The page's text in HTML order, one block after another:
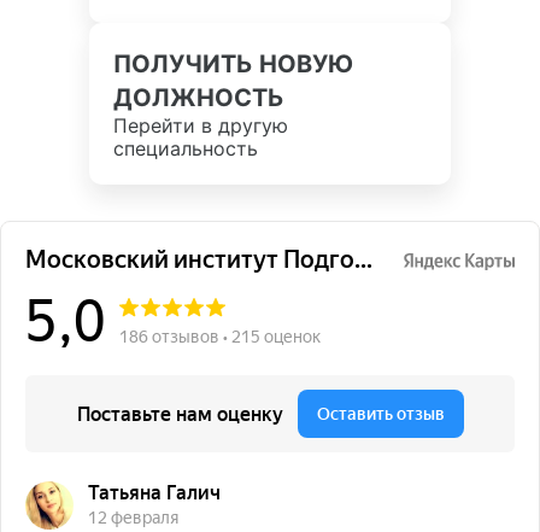
ПОЛУЧИТЬ НОВУЮ
ДОЛЖНОСТЬ
Перейти в другую
специальность